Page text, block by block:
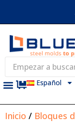
Español
Inicio / Bloques